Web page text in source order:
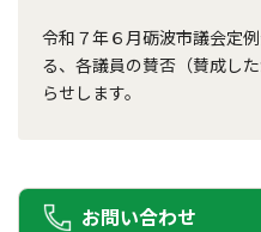
令和７年６月砺波市議会定
る、各議員の賛否（賛成し
らせします。
お問い合わせ